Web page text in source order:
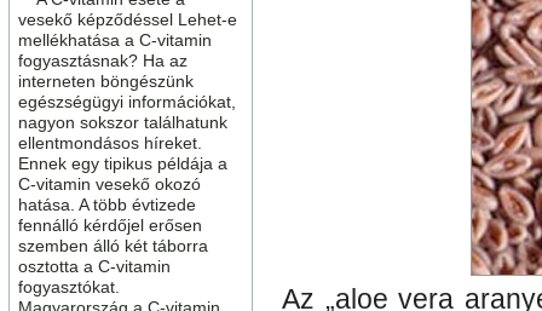
vesekő képződéssel Lehet-e
mellékhatása a C-vitamin
fogyasztásnak? Ha az
interneten böngészünk
egészségügyi információkat,
nagyon sokszor találhatunk
ellentmondásos híreket.
Ennek egy tipikus példája a
C-vitamin vesekő okozó
hatása. A több évtizede
fennálló kérdőjel erősen
szemben álló két táborra
osztotta a C-vitamin
fogyasztókat.
Az „aloe vera